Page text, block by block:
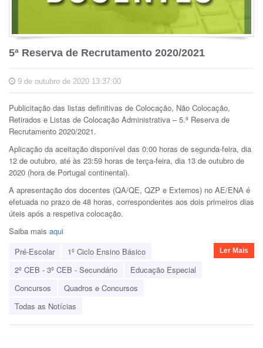
5ª Reserva de Recrutamento 2020/2021
9 de outubro de 2020 13:37:00
Publicitação das listas definitivas de Colocação, Não Colocação,
Retirados e Listas de Colocação Administrativa – 5.ª Reserva de
Recrutamento 2020/2021.
Aplicação da aceitação disponível das 0:00 horas de segunda-feira, dia
12 de outubro, até às 23:59 horas de terça-feira, dia 13 de outubro de
2020 (hora de Portugal continental).
A apresentação dos docentes (QA/QE, QZP e Externos) no AE/ENA é
efetuada no prazo de 48 horas, correspondentes aos dois primeiros dias
úteis após a respetiva colocação.
Saiba mais aqui
Pré-Escolar
1º Ciclo Ensino Básico
2º CEB - 3º CEB - Secundário
Educação Especial
Concursos
Quadros e Concursos
Todas as Notícias
Ler Mais